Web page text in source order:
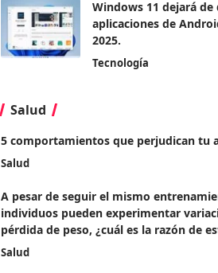
Windows 11 dejará
aplicaciones de
2025.
Tecnología
Salud
5 comportamientos que perjudican tu
Salud
A pesar de seguir el mismo
individuos pueden experimentar
pérdida de peso, ¿cuál es la razón de
Salud